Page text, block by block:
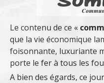
Le contenu de ce «
que la vie économique
foisonnante, luxuriante
porte le fer à tous les
A bien des égards, ce